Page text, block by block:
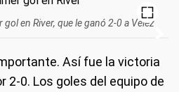
en River, que le ganó 2-0 a Vélez.
Así fue la victoria
2-0. Los goles del equipo de